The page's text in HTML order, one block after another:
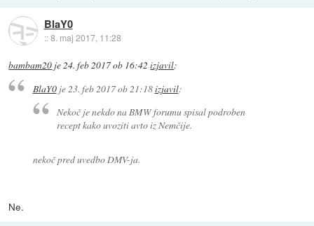
BlaY0
::8. maj 2017, 11:28
bambam20 je24. feb 2017 ob 16:42 izjavil:
BlaY0je23. feb 2017 ob 21:18izjavil:
Nekoč je nekdo na BMW forumu spisal podroben
recept kako uvoziti avto iz Nemčije.
nekoč pred uvedbo DMV-ja.
Ne.